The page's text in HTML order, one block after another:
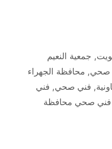
, جمعية النعيم
صحي, محافظة الجهراء
, فني صحي, فني
فني صحي محافظة